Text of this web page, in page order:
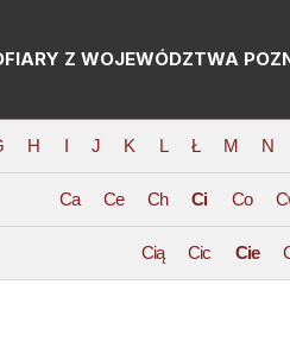
Z WOJEWÓDZTWA
H I J K L Ł M N
Ca Ce Ch Ci Co
Cią Cic Cie